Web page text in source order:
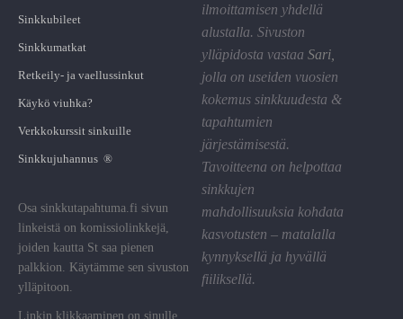
Sinkkubileet
Sinkkumatkat
Retkeily- ja vaellussinkut
Käykö viuhka?
Verkkokurssit sinkuille
Sinkkujuhannus ®
Osa sinkkutapahtuma.fi sivun
linkeistä on komissiolinkkejä,
joiden kautta St saa pienen
palkkion. Käytämme sen sivuston
ylläpitoon.
Linkin klikkaaminen on sinulle
ilmoittamisen yhdellä
alustalla. Sivuston
ylläpidosta vastaa Sari
jolla on useiden vuosien
kokemus sinkkuudesta &
tapahtumien
järjestämisestä.
Tavoitteena on helpottaa
sinkkujen
mahdollisuuksia kohdata
kasvotusten – matalalla
kynnyksellä ja hyvällä
fiiliksellä.